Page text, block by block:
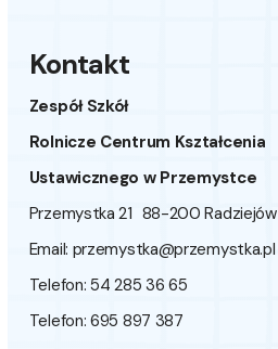
Kontakt
Zespół Szkół
Rolnicze Centrum Kształcenia
Ustawicznego w Przemystce
Przemystka 21 88-200 Radziejów
Email: przemystka@przemystka.pl
Telefon: 54 285 36 65
Telefon: 695 897 387